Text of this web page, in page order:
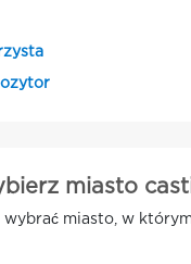
miasto
wybrać miasto, w